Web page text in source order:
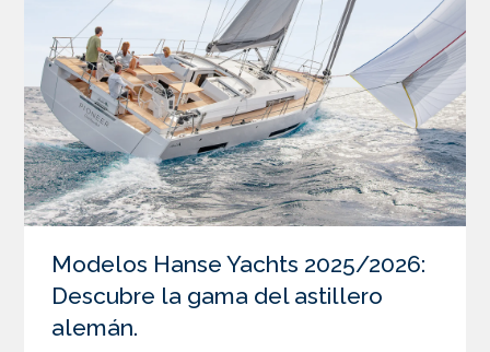
Modelos Hanse Yachts 2025/2026:
Descubre la gama del astillero
alemán.